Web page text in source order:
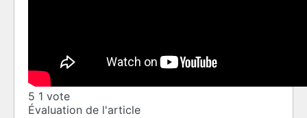
5 1 vote
Évaluation de l'article